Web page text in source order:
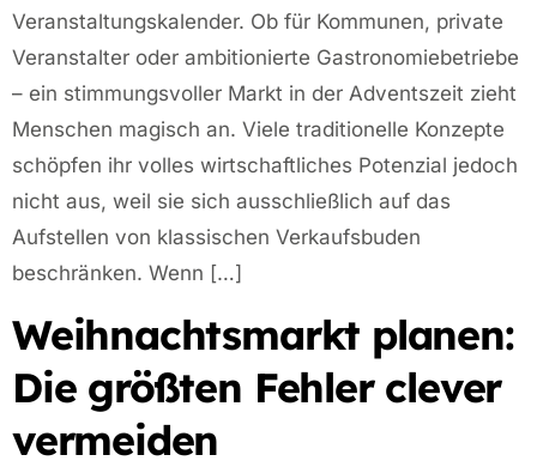
Veranstaltungskalender. Ob für Kommunen, private
Veranstalter oder ambitionierte Gastronomiebetriebe
– ein stimmungsvoller Markt in der Adventszeit zieht
Menschen magisch an. Viele traditionelle Konzepte
schöpfen ihr volles wirtschaftliches Potenzial jedoch
nicht aus, weil sie sich ausschließlich auf das
Aufstellen von klassischen Verkaufsbuden
beschränken. Wenn […]
Weihnachtsmarkt planen:
Die größten Fehler clever
vermeiden